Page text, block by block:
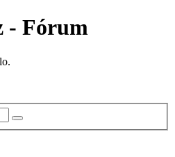
- Fórum